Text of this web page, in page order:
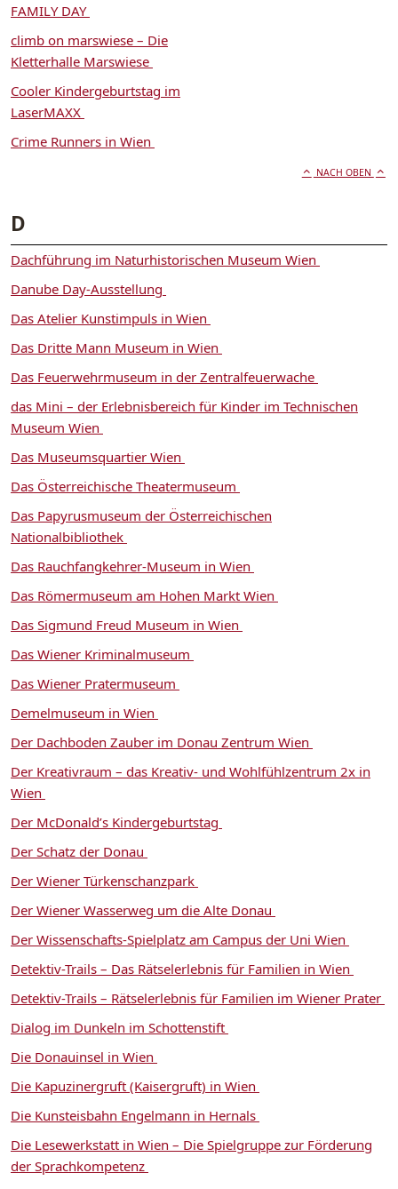
FAMILY DAY
climb on marswiese – Die
Kletterhalle Marswiese
Cooler Kindergeburtstag im
LaserMAXX
Crime Runners in Wien
NACH OBEN
D
Dachführung im Naturhistorischen Museum Wien
Danube Day-Ausstellung
Das Atelier Kunstimpuls in Wien
Das Dritte Mann Museum in Wien
Das Feuerwehrmuseum in der Zentralfeuerwache
das Mini – der Erlebnisbereich für Kinder im Technischen
Museum Wien
Das Museumsquartier Wien
Das Österreichische Theatermuseum
Das Papyrusmuseum der Österreichischen
Nationalbibliothek
Das Rauchfangkehrer-Museum in Wien
Das Römermuseum am Hohen Markt Wien
Das Sigmund Freud Museum in Wien
Das Wiener Kriminalmuseum
Das Wiener Pratermuseum
Demelmuseum in Wien
Der Dachboden Zauber im Donau Zentrum Wien
Der Kreativraum – das Kreativ- und Wohlfühlzentrum 2x in
Wien
Der McDonald’s Kindergeburtstag
Der Schatz der Donau
Der Wiener Türkenschanzpark
Der Wiener Wasserweg um die Alte Donau
Der Wissenschafts-Spielplatz am Campus der Uni Wien
Detektiv-Trails – Das Rätselerlebnis für Familien in Wien
Detektiv-Trails – Rätselerlebnis für Familien im Wiener Prater
Dialog im Dunkeln im Schottenstift
Die Donauinsel in Wien
Die Kapuzinergruft (Kaisergruft) in Wien
Die Kunsteisbahn Engelmann in Hernals
Die Lesewerkstatt in Wien – Die Spielgruppe zur Förderung
der Sprachkompetenz